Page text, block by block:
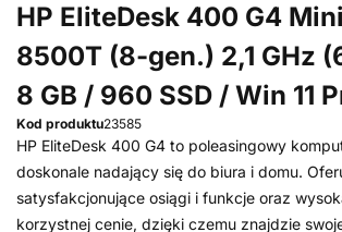
HP EliteDesk 400 G4
8500T (8-gen.) 2,1 GHz
8 GB / 960 SSD / Win 11
Kod produktu23585
HP EliteDesk 400 G4 to poleasingowy
doskonale nadający się do biura i domu.
satysfakcjonujące osiągi i funkcje oraz
korzystnej cenie, dzięki czemu znajdzie